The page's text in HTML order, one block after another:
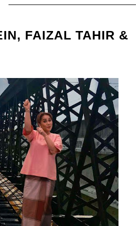
FAIZAL TAHIR &